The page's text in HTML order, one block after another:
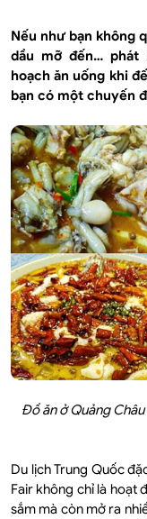
Nếu như bạn không
dầu mỡ đến… phát
hoạch ăn uống khi
bạn có một chuyến
Đồ ăn ở Quảng
Du lịch Trung Quốc
Fair không chỉ là hoạt
sắm mà còn mở ra